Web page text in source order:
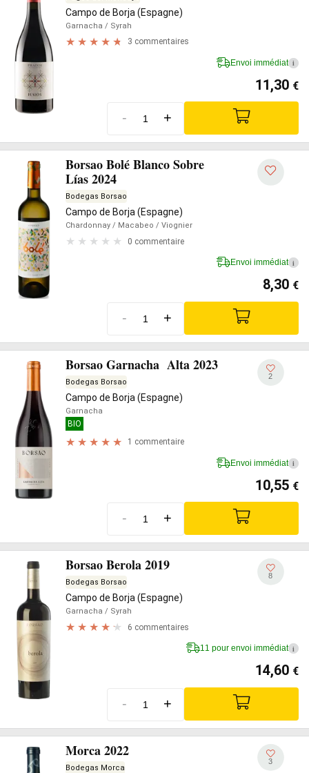
Campo de Borja (Espagne)
Garnacha / Syrah
3 commentaires
Envoi immédiat i
11,30 €
- +
Borsao Bolé Blanco Sobre
Lías 2024
Bodegas Borsao
Campo de Borja (Espagne)
Chardonnay / Macabeo / Viognier
0 commentaire
Envoi immédiat i
8,30 €
- +
Borsao Garnacha Alta 2023
Bodegas Borsao
Campo de Borja (Espagne)
Garnacha
BIO
1 commentaire
2
Envoi immédiat i
10,55 €
- +
Borsao Berola 2019
Bodegas Borsao
Campo de Borja (Espagne)
Garnacha / Syrah
6 commentaires
8
11 pour envoi immédiat i
14,60 €
- +
Morca 2022
Bodegas Morca
3